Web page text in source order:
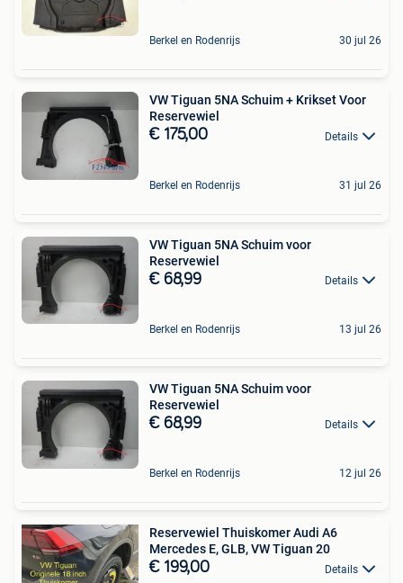
Berkel en Rodenrijs 30 jul 26
VW Tiguan 5NA Schuim + Krikset Voor
Reservewiel
€ 175,00 Details
Berkel en Rodenrijs 31 jul 26
VW Tiguan 5NA Schuim voor
Reservewiel
€ 68,99 Details
Berkel en Rodenrijs 13 jul 26
VW Tiguan 5NA Schuim voor
Reservewiel
€ 68,99 Details
Berkel en Rodenrijs 12 jul 26
Reservewiel Thuiskomer Audi A6
Mercedes E, GLB, VW Tiguan 20
€ 199,00 Details